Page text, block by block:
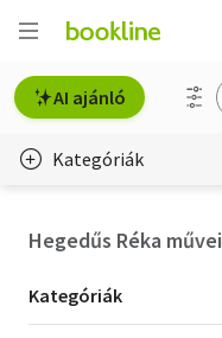
AI ajánló
Kategóriák
Hegedűs Réka művei
Kategória
szűrés
Kategóriák